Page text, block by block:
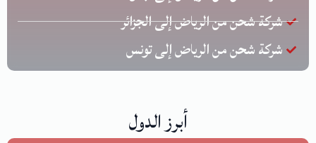
شركة شحن من الرياض إلى الجزائر
شركة شحن من الرياض إلى تونس
أبرز الدول